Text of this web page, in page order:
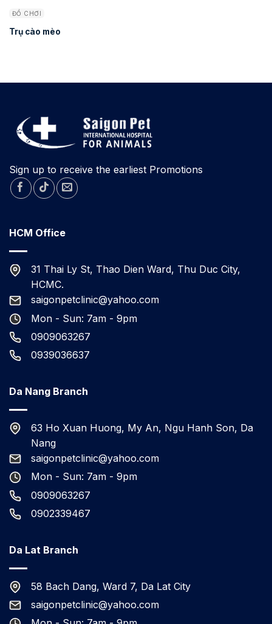
ĐỒ CHƠI
Trụ cào mèo
Sign up to receive the earliest Promotions
HCM Office
31 Thai Ly St, Thao Dien Ward, Thu Duc City,
HCMC.
saigonpetclinic@yahoo.com
Mon - Sun: 7am - 9pm
0909063267
0939036637
Da Nang Branch
63 Ho Xuan Huong, My An, Ngu Hanh Son, Da
Nang
saigonpetclinic@yahoo.com
Mon - Sun: 7am - 9pm
0909063267
0902339467
Da Lat Branch
58 Bach Dang, Ward 7, Da Lat City
saigonpetclinic@yahoo.com